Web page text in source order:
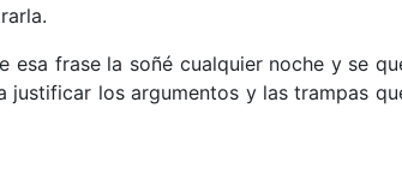
esa frase la soñé cualquier noche y se
justificar los argumentos y las trampas